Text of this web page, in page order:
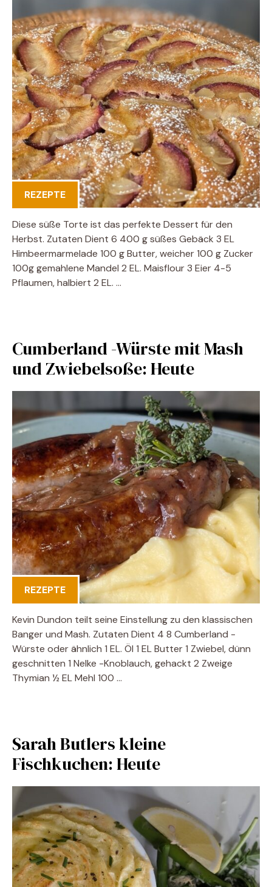
REZEPTE
Diese süße Torte ist das perfekte Dessert für den
Herbst. Zutaten Dient 6 400 g süßes Gebäck 3 EL
Himbeermarmelade 100 g Butter, weicher 100 g Zucker
100g gemahlene Mandel 2 EL. Maisflour 3 Eier 4-5
Pflaumen, halbiert 2 EL. …
Cumberland -Würste mit Mash
und Zwiebelsoße: Heute
REZEPTE
Kevin Dundon teilt seine Einstellung zu den klassischen
Banger und Mash. Zutaten Dient 4 8 Cumberland -
Würste oder ähnlich 1 EL. Öl 1 EL Butter 1 Zwiebel, dünn
geschnitten 1 Nelke -Knoblauch, gehackt 2 Zweige
Thymian ½ EL Mehl 100 …
Sarah Butlers kleine
Fischkuchen: Heute